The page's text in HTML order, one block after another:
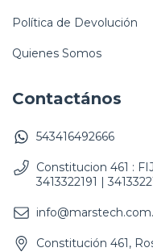
Política de Devolución
Quienes Somos
Contactános
543416492666
Constitucion 461 :
3413322191 |
Constitución 461,